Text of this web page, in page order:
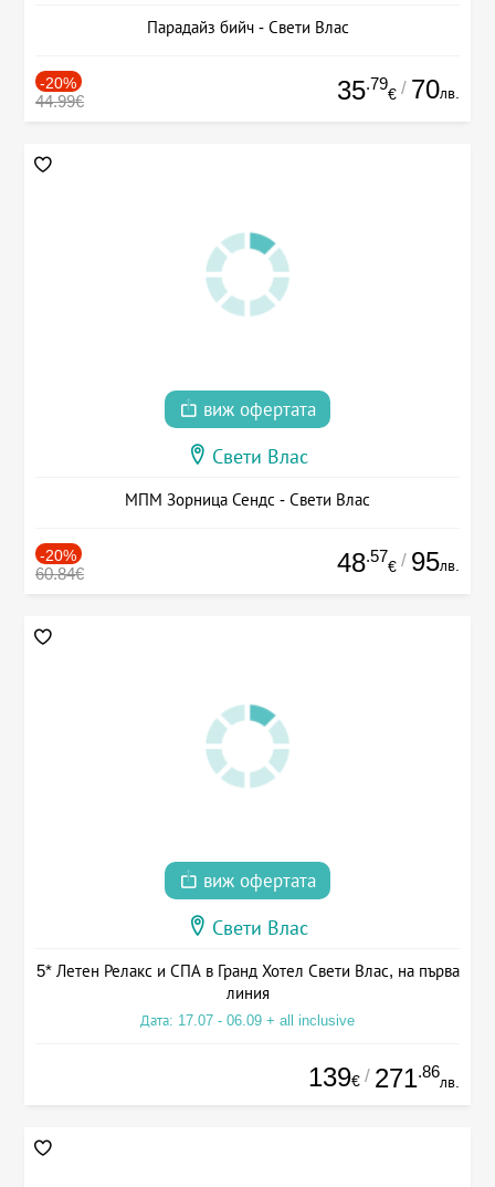
Парадайз бийч - Свети Влас
-20%
44.99€ 35.79
€ / 70лв.
виж офертата
Свети Влас
МПМ Зорница Сендс - Свети Влас
-20%
60.84€ 48.57
€ / 95лв.
виж офертата
Свети Влас
5* Летен Релакс и СПА в Гранд Хотел Свети Влас, на първа
линия
Дата: 17.07 - 06.09 + all inclusive
139€ / 271.86
лв.